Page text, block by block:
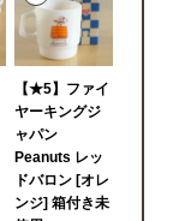
【★5】ファイ
ヤーキングジ
ャパン
Peanuts レッ
ドバロン [オレ
ンジ] 箱付き未